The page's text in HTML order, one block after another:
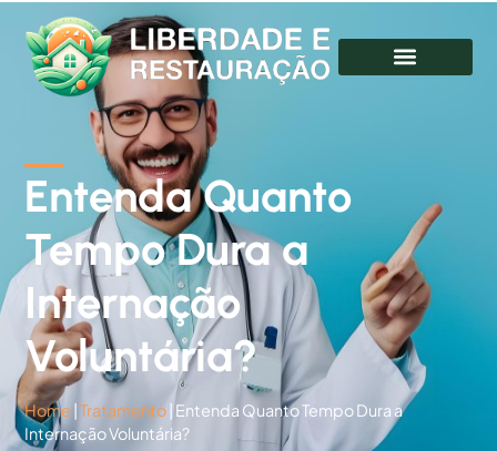
Entenda Quanto
Tempo Dura a
Internação
Voluntária?
Home |Tratamento | Entenda Quanto Tempo Dura a
Internação Voluntária?